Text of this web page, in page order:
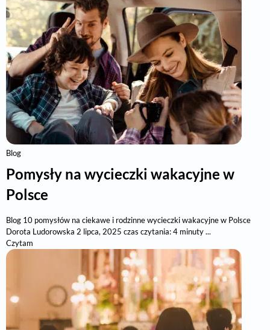
Blog
Pomysły na wycieczki wakacyjne w
Polsce
Blog 10 pomysłów na ciekawe i rodzinne wycieczki wakacyjne w Polsce
Dorota Ludorowska 2 lipca, 2025 czas czytania: 4 minuty ...
Czytam